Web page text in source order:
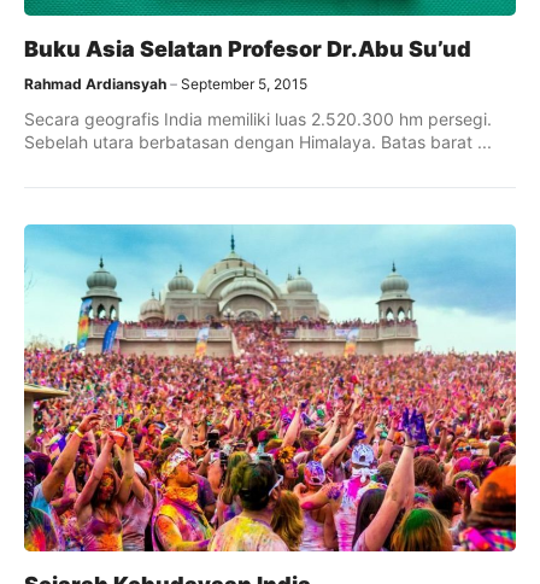
Buku Asia Selatan Profesor Dr.Abu Su’ud
Rahmad Ardiansyah September 5, 2015
Secara geografis India memiliki luas 2.520.300 hm persegi.
Sebelah utara berbatasan dengan Himalaya. Batas barat ...